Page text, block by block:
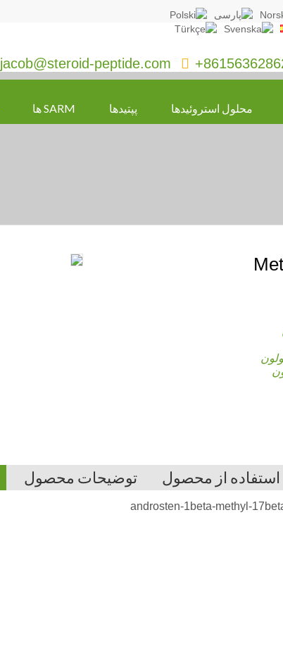
jacob@steroid-peptide.com 
محلول استروئیدها پپتیدها SARM ها
توضیحات محصول استفاده از محصول